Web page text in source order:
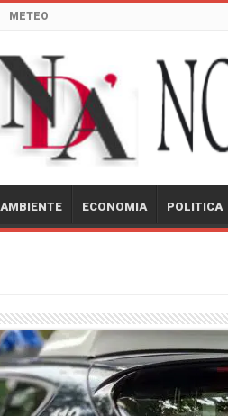
METEO
AMBIENTE ECONOMIA POLITICA